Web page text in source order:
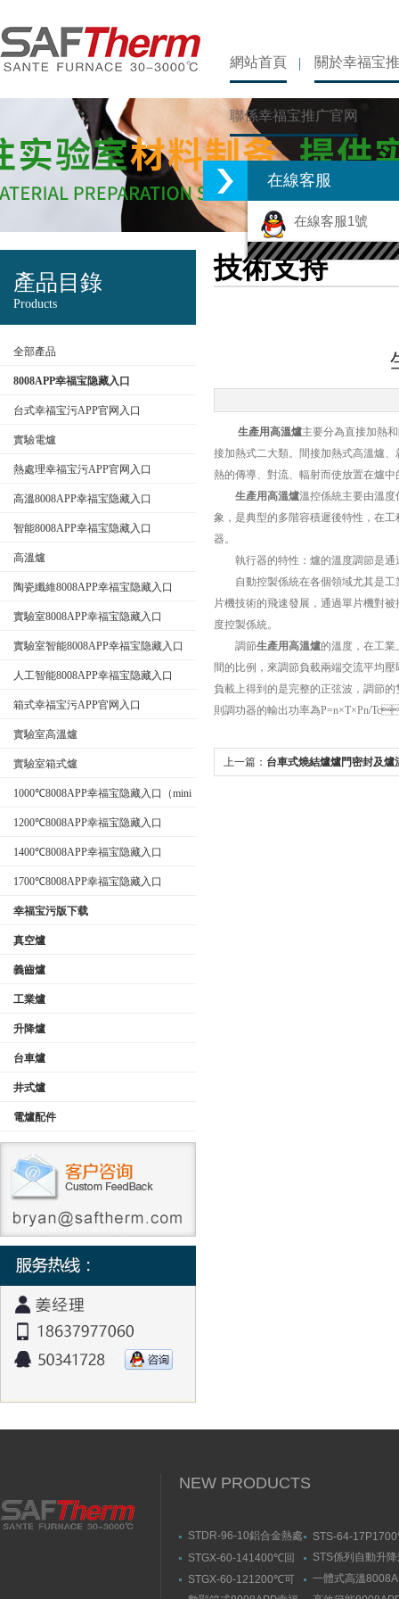
網站首頁 關於幸福宝
聯係幸福宝推广官网
產品目錄
Products
全部產品
8008APP幸福宝隐藏入口
台式幸福宝污APP官网入口
實驗電爐
熱處理幸福宝污APP官网入口
高溫8008APP幸福宝隐藏入口
智能8008APP幸福宝隐藏入口
高溫爐
陶瓷纖維8008APP幸福宝隐藏入口
實驗室8008APP幸福宝隐藏入口
實驗室智能8008APP幸福宝隐藏入口
人工智能8008APP幸福宝隐藏入口
箱式幸福宝污APP官网入口
實驗室高溫爐
實驗室箱式爐
1000℃8008APP幸福宝隐藏入口（mini
型）1200℃8008APP幸福宝隐藏入口
1400℃8008APP幸福宝隐藏入口
1700℃8008APP幸福宝隐藏入口
幸福宝污版下载
真空爐
義齒爐
工業爐
升降爐
台車爐
井式爐
電爐配件
技術支持
生產用高溫爐主要分為直接加熱和
接加熱式二大類。間接加熱式高溫爐
熱的傳導、對流、輻射而使放置在爐中
生產用高溫爐溫控係統主要由溫度傳
象，是典型的多階容積遲後特性
器。
執行器的特性：爐的溫度調節是
自動控製係統在各個領域尤其是工業
片機技術的飛速發展，通過單片機
度控製係統。
調節生產用高溫爐的溫度，在工
間的比例，來調節負載兩端交流平均
負載上得到的是完整的正弦波，調
則調功器的輸出功率為P=n×T×Pn/
上一篇： 台車式燒結爐爐門密封及爐
NEW PRODUCTS
STDR-96-10鋁合金熱處
理爐-箱式幸福宝污APP
STS-64-
動升降式燒結爐
STGX-60-141400℃回
轉幸福宝污版下载（剛
STS係列自動升
結爐
STGX-60-121200℃可
傾斜幸福宝污版下载
一體式高溫
福宝隐藏入口
在線客服
在線客服1號